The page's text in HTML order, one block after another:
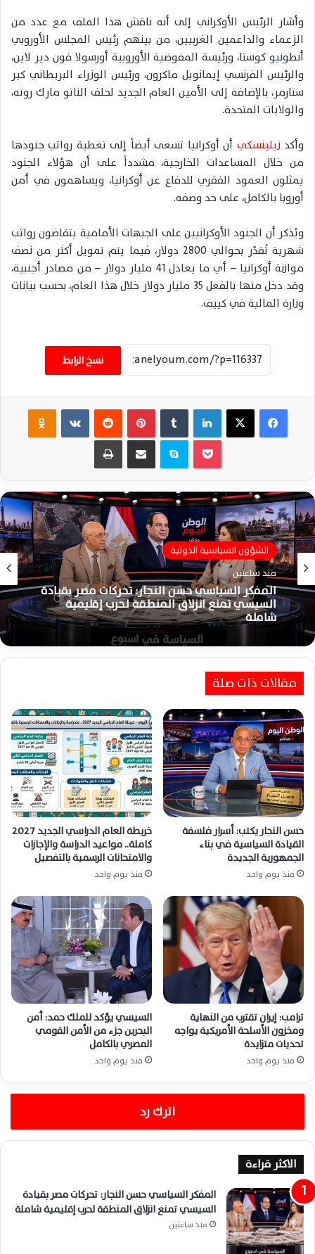
وأشار الرئيس الأوكراني إلى أنه ناقش هذا الملف مع عدد من
الزعماء والداعمين الغربيين، من بينهم رئيس المجلس الأوروبي
أنطونيو كوستا، ورئيسة المفوضية الأوروبية أورسولا فون دير لاين،
والرئيس الفرنسي إيمانويل ماكرون، ورئيس الوزراء البريطاني كير
ستارمر، بالإضافة إلى الأمين العام الجديد لحلف الناتو مارك روته،
والولايات المتحدة.
وأكدزيلينسكي أن أوكرانيا تسعى أيضاً إلى تغطية رواتب جنودها
من خلال المساعدات الخارجية، مشدداً على أن هؤلاء الجنود
يمثلون العمود الفقري للدفاع عن أوكرانيا، ويساهمون في أمن
أوروبا بالكامل، على حد وصفه.
ويُذكر أن الجنود الأوكرانيين على الجبهات الأمامية يتقاضون رواتب
شهرية تُقدّر بحوالي 2800 دولار، فيما يتم تمويل أكثر من نصف
موازنة أوكرانيا – أي ما يعادل 41 مليار دولار – من مصادر أجنبية،
وقد دخل منها بالفعل 35 مليار دولار خلال هذا العام، بحسب بيانات
وزارة المالية في كييف.
نسخ الرابط
فيسبوك ‫X لينكدإن بينتيريست ‏VKontakte
سكايب مشاركة عبر البريد طباعة
الشؤون السياسية الدولية
منذ ساعتين
المفكر السياسي حسن النجار: تحركات مصر بقيادة
السيسي تمنع انزلاق المنطقة لحرب إقليمية
شاملة
مقالات ذات صلة
حسن النجار يكتب: أسرار فلسفة
القيادة السياسية في بناء
الجمهورية الجديدة
منذ يوم واحد
خريطة العام الدراسي الجديد 2027
كاملة.. مواعيد الدراسة والإجازات
والامتحانات الرسمية بالتفصيل
منذ يوم واحد
ترامب: إيران تقترب من النهاية
ومخزون الأسلحة الأمريكية يواجه
تحديات متزايدة
منذ يوم واحد
السيسي يؤكد للملك حمد: أمن
البحرين جزء من الأمن القومي
المصري بالكامل
منذ يوم واحد
اترك رد
الاكثر قراءة
المفكر السياسي حسن النجار: تحركات مصر بقيادة
السيسي تمنع انزلاق المنطقة لحرب إقليمية شاملة
منذ ساعتين